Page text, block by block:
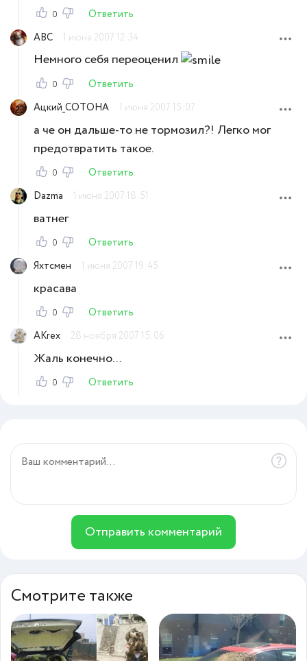
0
Ответить
ABC
1 июня 2007 12:34
Немного себя переоценил
0
Ответить
Ацкий_COTOHA
1 июня 2007 15:07
а че он дальше-то не тормозил?! Легко мог
предотвратить такое.
0
Ответить
Dazma
1 июня 2007 18:51
ватнег
0
Ответить
Яхтсмен
1 июня 2007 19:45
красава
0
Ответить
AKrex
28 ноября 2007 15:06
Жаль конечно...
0 Ответить
Отправить комментарий
Смотрите также